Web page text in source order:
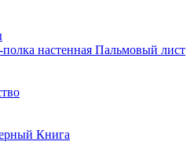
настенная Пальмовый лист
Книга